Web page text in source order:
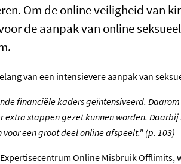
Om de online veiligheid van
de aanpak van online
van een intensievere aanpak van
financiële kaders geïntensiveerd.
stappen gezet kunnen worden. Daarbij
een groot deel online afspeelt." (p. 103)
Online Misbruik Offlimits,